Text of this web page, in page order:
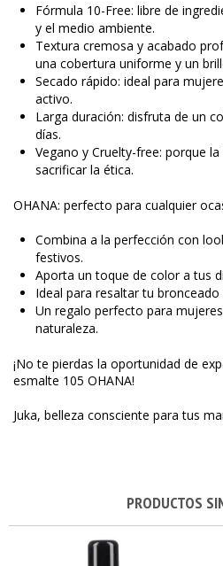
Fórmula 10-Free: libre de
y el medio ambiente.
Textura cremosa y acabado
una cobertura uniforme y un
Secado rápido: ideal para
activo.
Larga duración: disfruta de un
días.
Vegano y Cruelty-free: porque
sacrificar la ética.
OHANA: perfecto para cualquier
Combina a la perfección con
festivos.
Aporta un toque de color a tus
Ideal para resaltar tu bronceado
Un regalo perfecto para
naturaleza.
¡No te pierdas la oportunidad de
esmalte 105 OHANA!
Juka, belleza consciente para tus
PRODUCTOS